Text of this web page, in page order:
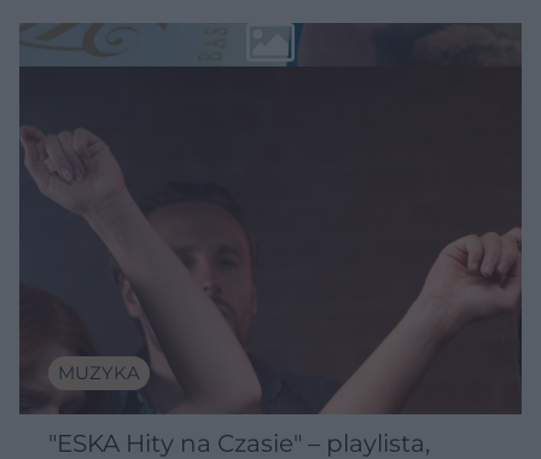
MUZYKA
"ESKA Hity na Czasie" – playlista,